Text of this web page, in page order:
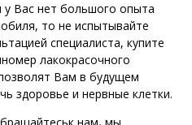
у Вас нет большого опыта
то не испытывайте
специалиста, купите
лакокрасочного
Вам в будущем
здоровье и нервные клетки.